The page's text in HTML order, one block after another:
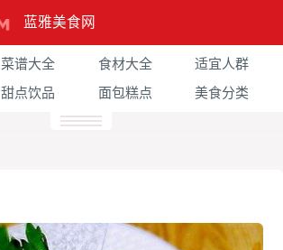
蓝雅美食网
菜谱大全 食材大全
适宜人群
甜点饮品 面包糕点 美食分类